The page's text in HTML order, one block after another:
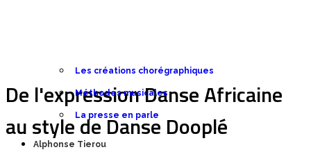
Les créations chorégraphiques
Méthodes musicales
La presse en parle
Alphonse Tierou
De l'expression Danse Africaine
au style de Danse Dooplé